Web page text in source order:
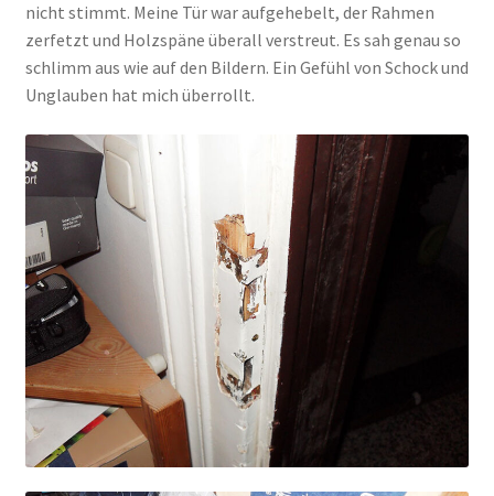
nicht stimmt. Meine Tür war aufgehebelt, der Rahmen
zerfetzt und Holzspäne überall verstreut. Es sah genau so
schlimm aus wie auf den Bildern. Ein Gefühl von Schock und
Unglauben hat mich überrollt.